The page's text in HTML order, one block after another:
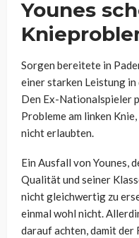
Younes
Sorgen bereitete in
einer starken Leistung in
Den Ex-Nationalspieler
Probleme am linken
nicht erlaubten.
Ein Ausfall von Younes,
Qualität und seiner
nicht gleichwertig zu
einmal wohl nicht.
darauf achten, damit der